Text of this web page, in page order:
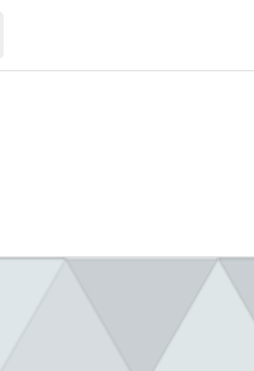
Image du cours Loi des